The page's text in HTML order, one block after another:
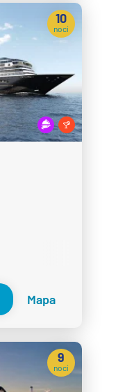
10
nocí
Mapa
9
nocí